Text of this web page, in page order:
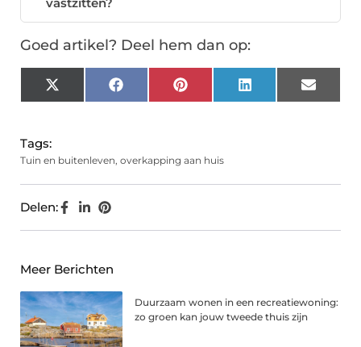
vastzitten?
Goed artikel? Deel hem dan op:
X
(Twitter)
FacebookPinterest LinkedIn Email
Tags:
Tuin en buitenleven, overkapping aan huis
Delen:
Meer Berichten
Duurzaam wonen in een recreatiewoning:
zo groen kan jouw tweede thuis zijn